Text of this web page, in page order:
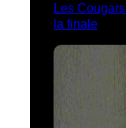
Les
la finale